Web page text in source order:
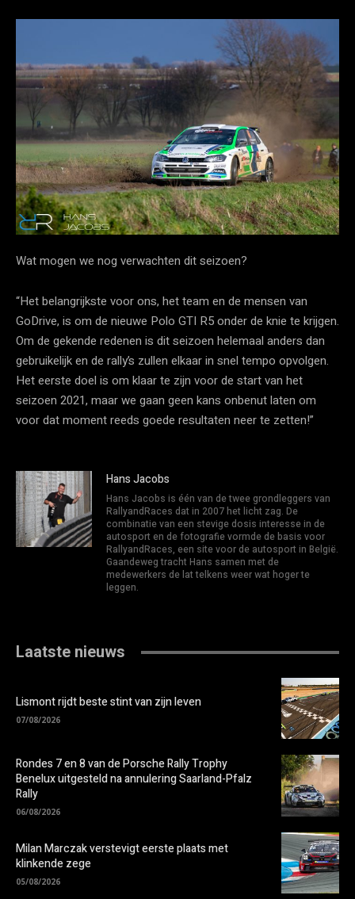
Wat mogen we nog verwachten dit seizoen?
“Het belangrijkste voor ons, het team en de mensen van
GoDrive, is om de nieuwe Polo GTI R5 onder de knie te krijgen.
Om de gekende redenen is dit seizoen helemaal anders dan
gebruikelijk en de rally’s zullen elkaar in snel tempo opvolgen.
Het eerste doel is om klaar te zijn voor de start van het
seizoen 2021, maar we gaan geen kans onbenut laten om
voor dat moment reeds goede resultaten neer te zetten!”
Hans Jacobs
Hans Jacobs is één van de twee grondleggers van
RallyandRaces dat in 2007 het licht zag. De
combinatie van een stevige dosis interesse in de
autosport en de fotografie vormde de basis voor
RallyandRaces, een site voor de autosport in België.
Gaandeweg tracht Hans samen met de
medewerkers de lat telkens weer wat hoger te
leggen.
Laatste nieuws
Lismont rijdt beste stint van zijn leven
07/08/2026
Rondes 7 en 8 van de Porsche Rally Trophy
Benelux uitgesteld na annulering Saarland-Pfalz
Rally
06/08/2026
Milan Marczak verstevigt eerste plaats met
klinkende zege
05/08/2026